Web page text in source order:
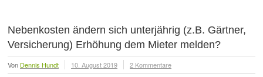
Nebenkosten ändern sich unterjährig (z.B. Gärtner,
Versicherung) Erhöhung dem Mieter melden?
Von Dennis Hundt 10. August 2019 2 Kommentare